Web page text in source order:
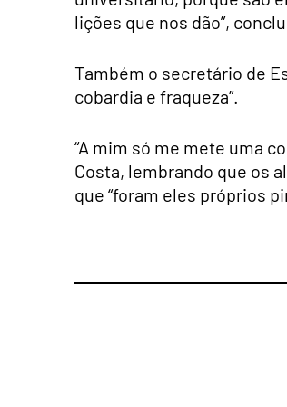
lições que nos dão”,
Também o secretário de
cobardia e fraqueza”.
“A mim só me mete uma
Costa, lembrando que os
que “foram eles próprios